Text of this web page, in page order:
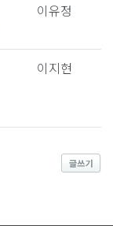
이유정
이지현